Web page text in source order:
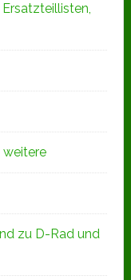
weitere
zu D-Rad und